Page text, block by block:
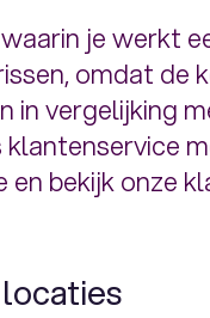
je werkt
omdat de
in vergelijking
bekijk onze